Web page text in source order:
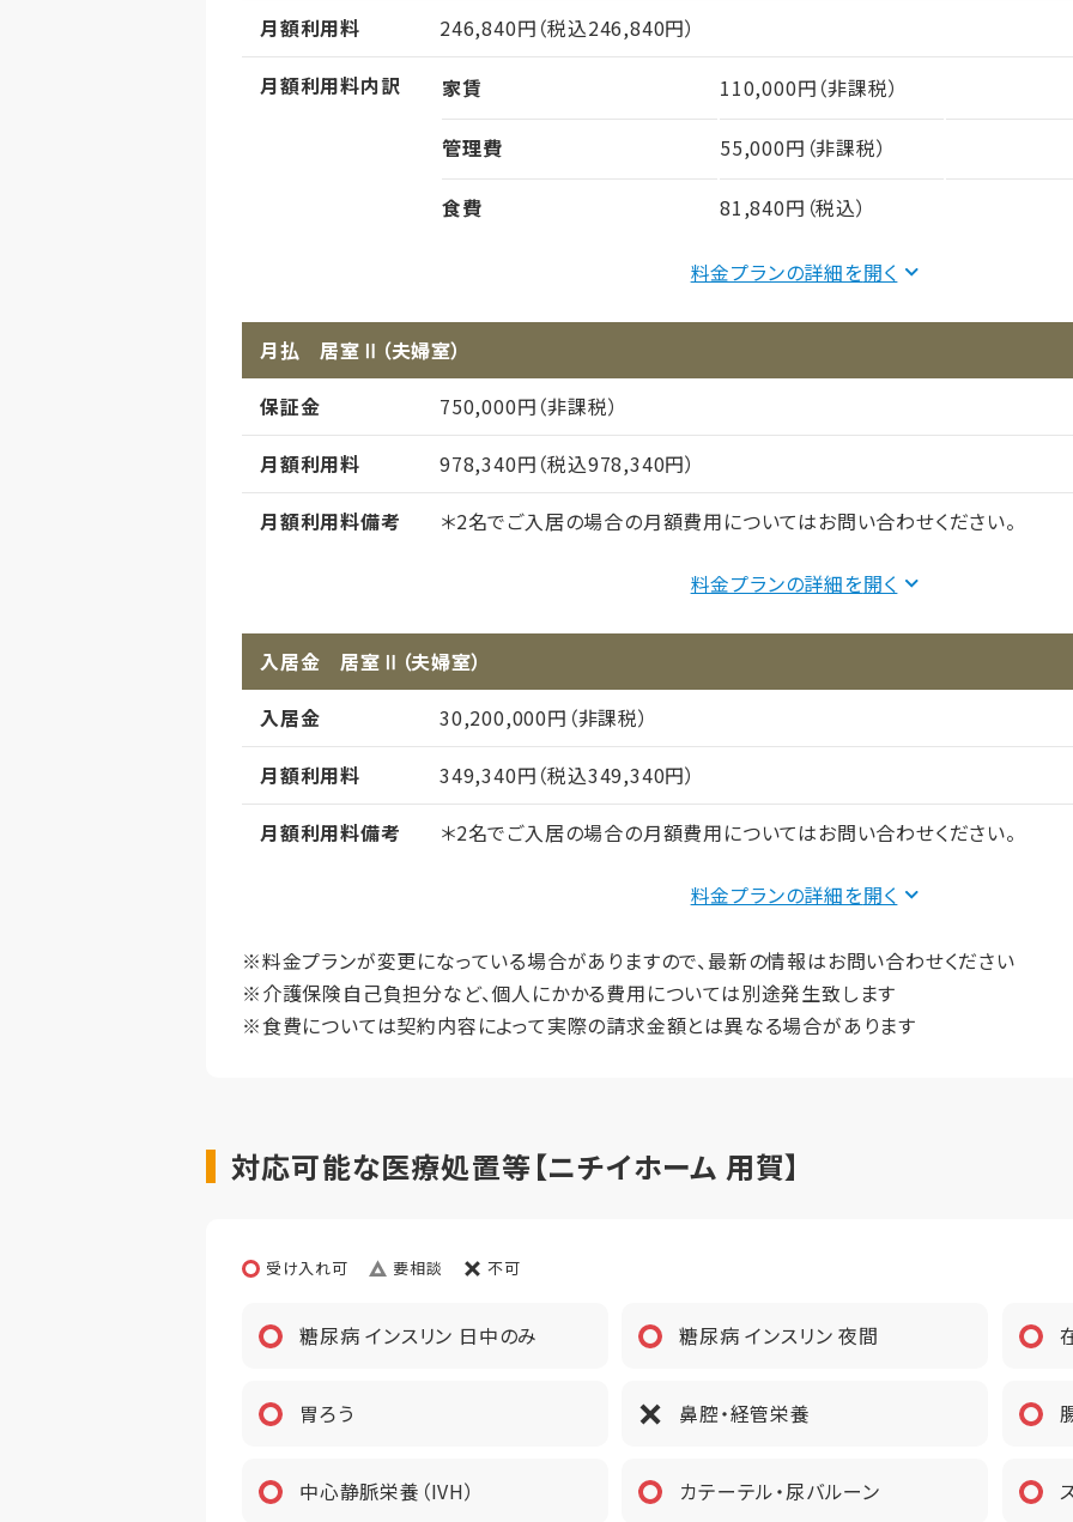
定員
月額利用料
246,840円（税込246,840円）
月額利用料内訳
家賃 110,000円（非課税）
管理費 55,000円（非課税）
食費 81,840円（税込）
想定居住期間（償却年月数）
居室タイプ
定員
料金プランの詳細を
月払 居室Ⅱ（夫婦室）
保証金
750,000円（非課税）
月額利用料
978,340円（税込978,340円）
月額利用料備考
＊2名でご入居の場合の月額費用についてはお問い合わせください。
814,000円（非課税）
管理費 82,500円（非課税）
償却 初期償却
想定居住期間（償却年月数）
全室個室
1～2名
料金プランの詳細を
入居金 居室Ⅱ（夫婦室）
入居金
30,200,000円（非課税）
月額利用料
349,340円（税込349,340円）
月額利用料備考
＊2名でご入居の場合の月額費用についてはお問い合わせください。
185,000円（非課税）
管理費 82,500円（非課税）
食費 81,840円（税込）
定員
料金プランの詳細を
※料金プランが変更になっている場合がありますので、最新の情報はお問い合わせください
※介護保険自己負担分など、個人にかかる費用については別途発生致します
※食費については契約内容によって実際の請求金額とは異なる場合があります
対応可能な医療処置等【ニチイホーム 用賀】
受け入れ可 要相談 不可
糖尿病 インスリン 日中のみ 糖尿病 インスリン 夜間
胃ろう 鼻腔・経管栄養
中心静脈栄養（IVH） カテーテル・尿バルーン